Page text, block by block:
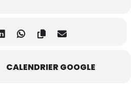
CALENDRIER GOOGLE